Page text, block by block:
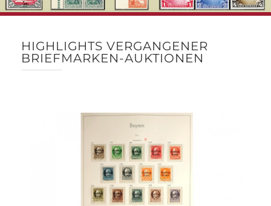
HIGHLIGHTS VERGANGENER
BRIEFMARKEN-AUKTIONEN